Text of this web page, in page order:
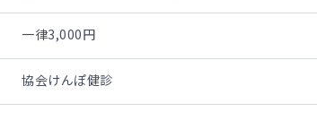
一律3,000円
協会けんぽ健診